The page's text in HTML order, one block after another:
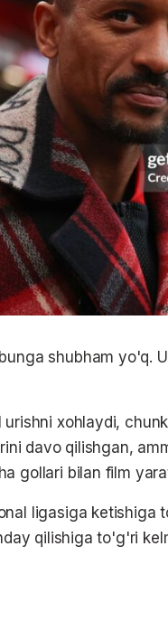
shubham yo'q.
xohlaydi,
davo qilishgan,
gollari bilan film
ligasiga ketishiga
qilishiga to'g'ri